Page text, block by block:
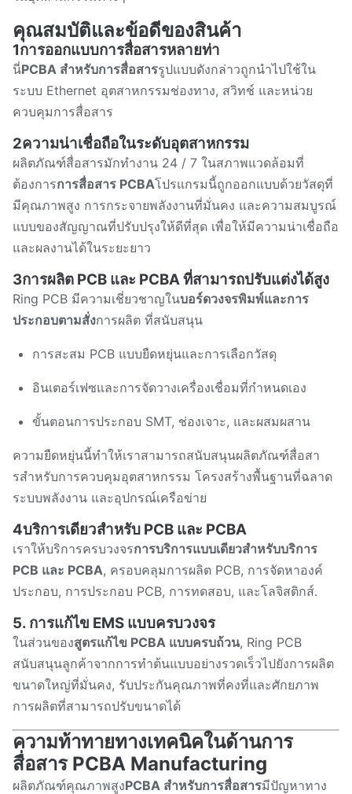
คุณสมบัติและข้อดีของสินค้า
1การออกแบบการสื่อสารหลายท่า
นี่PCBA สําหรับการสื่อสารรูปแบบดังกล่าวถูกนําไปใช้ใน
ระบบ Ethernet อุตสาหกรรมช่องทาง, สวิทช์ และหน่วย
ควบคุมการสื่อสาร
2ความน่าเชื่อถือในระดับอุตสาหกรรม
ผลิตภัณฑ์สื่อสารมักทํางาน 24 / 7 ในสภาพแวดล้อมที่
ต้องการการสื่อสาร PCBAโปรแกรมนี้ถูกออกแบบด้วยวัสดุที่
มีคุณภาพสูง การกระจายพลังงานที่มั่นคง และความสมบูรณ์
แบบของสัญญาณที่ปรับปรุงให้ดีที่สุด เพื่อให้มีความน่าเชื่อถือ
และผลงานได้ในระยะยาว
3การผลิต PCB และ PCBA ที่สามารถปรับแต่งได้สูง
Ring PCB มีความเชี่ยวชาญในบอร์ดวงจรพิมพ์และการ
ประกอบตามสั่งการผลิต ที่สนับสนุน
การสะสม PCB แบบยืดหยุ่นและการเลือกวัสดุ
อินเตอร์เฟซและการจัดวางเครื่องเชื่อมที่กําหนดเอง
ขั้นตอนการประกอบ SMT, ช่องเจาะ, และผสมผสาน
ความยืดหยุ่นนี้ทําให้เราสามารถสนับสนุนผลิตภัณฑ์สื่อสา
รสําหรับการควบคุมอุตสาหกรรม โครงสร้างพื้นฐานที่ฉลาด
ระบบพลังงาน และอุปกรณ์เครือข่าย
4บริการเดียวสําหรับ PCB และ PCBA
เราให้บริการครบวงจรการบริการแบบเดียวสําหรับบริการ
PCB และ PCBA, ครอบคลุมการผลิต PCB, การจัดหาองค์
ประกอบ, การประกอบ PCB, การทดสอบ, และโลจิสติกส์.
5. การแก้ไข EMS แบบครบวงจร
ในส่วนของสูตรแก้ไข PCBA แบบครบถ้วน, Ring PCB
สนับสนุนลูกค้าจากการทําต้นแบบอย่างรวดเร็วไปยังการผลิต
ขนาดใหญ่ที่มั่นคง, รับประกันคุณภาพที่คงที่และศักยภาพ
การผลิตที่สามารถปรับขนาดได้
ความท้าทายทางเทคนิคในด้านการ
สื่อสาร PCBA Manufacturing
ผลิตภัณฑ์คุณภาพสูงPCBA สําหรับการสื่อสารมีปัญหาทาง